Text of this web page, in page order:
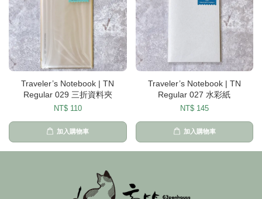
Traveler’s Notebook | TN
Regular 029 三折資料夾
NT$ 110
加入購物車
Traveler’s Notebook | TN
Regular 027 水彩紙
NT$ 145
加入購物車